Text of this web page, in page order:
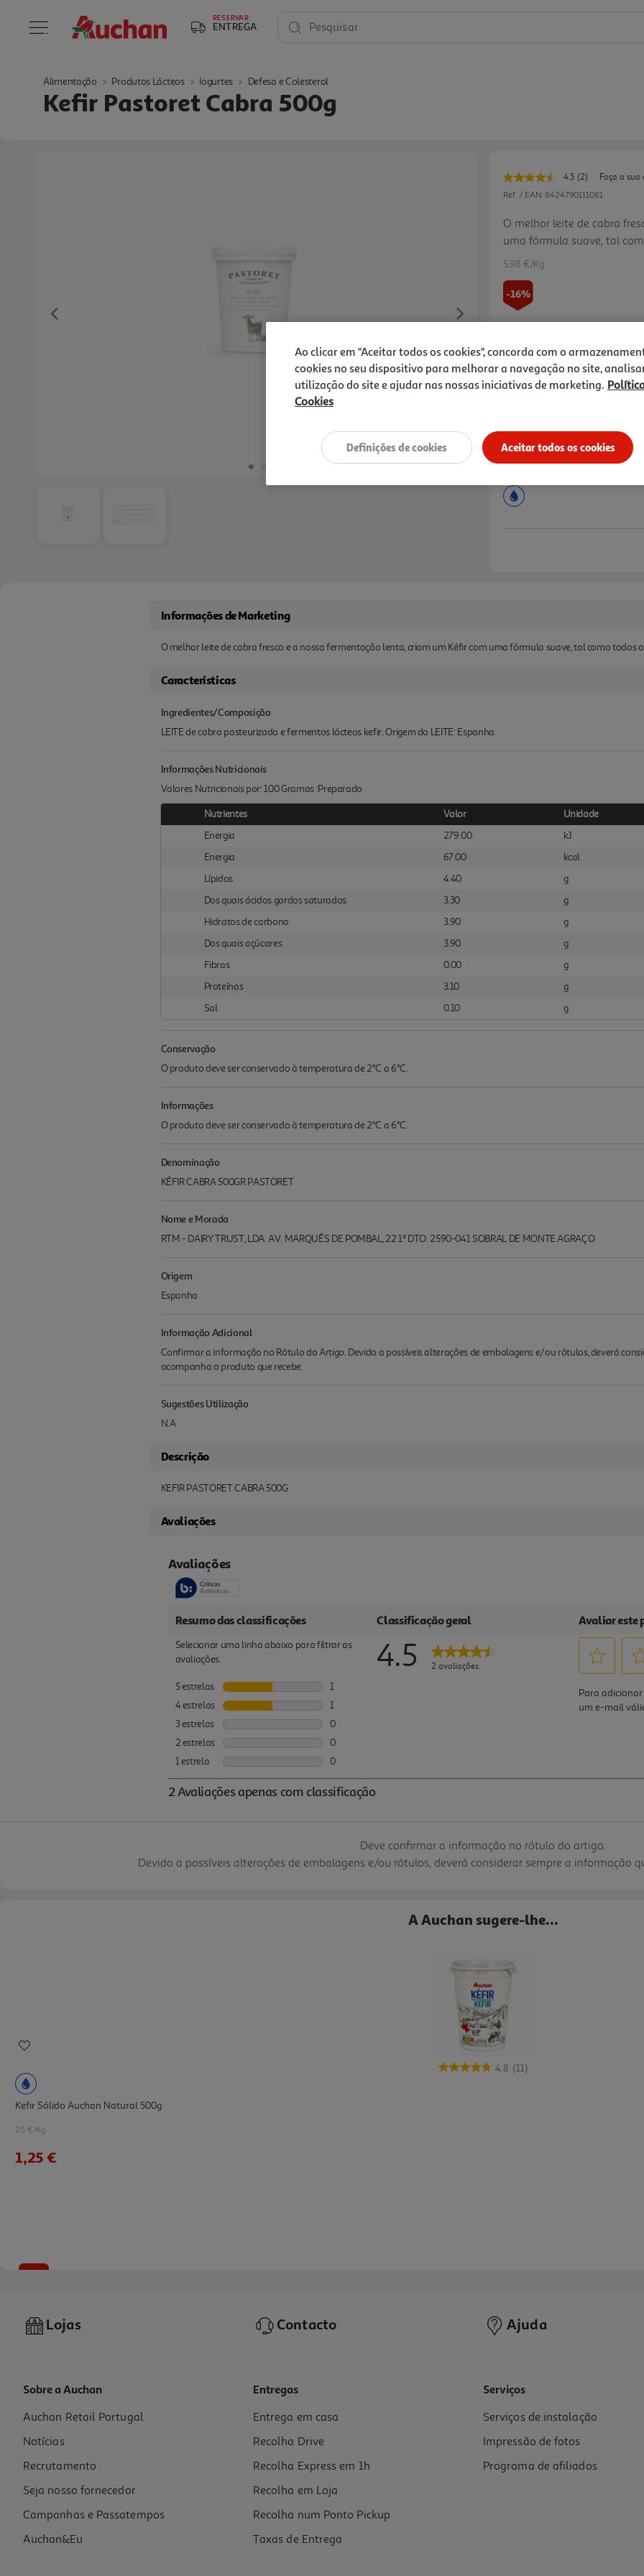
RESERVAR
ENTREGA Pesquisar
Alimentação Produtos Lácteos Iogurtes Defesa e Colesterol
Kefir Pastoret Cabra 500g
Previous Next
4.5 Leu
2
Link
para
a
(2)
Faça a sua
Ref. / EAN: 8424790111081
O melhor leite de cabra
uma fórmula suave, tal
5.98 €/Kg
-16%
Price reduced from
to
2,99 €
de 5/8/2026 a 18/8/2026
Notas de preparação
Informações de Marketing
O melhor leite de cabra fresco e a nossa fermentação lenta, criam um Kéfir com uma fórmula suave, tal como todos
Características
Ingredientes/Composição
LEITE de cabra pasteurizado e fermentos lácteos kefir. Origem do LEITE: Espanha.
Informações Nutricionais
Valores Nutricionais por: 100 Gramas :Preparado
Nutrientes Valor
Unidade
Energia
279.00
kJ
Energia
67.00
kcal
Lípidos
4.40
g
Dos quais ácidos gordos saturados
3.30
g
Hidratos de carbono
3.90
g
Dos quais açúcares
3.90
g
Fibras
0.00
g
Proteínas
3.10
g
Sal
0.10 g
Conservação
O produto deve ser conservado à temperatura de 2°C a 6°C.
Informações
O produto deve ser conservado à temperatura de 2°C a 6°C.
Denominação
KÉFIR CABRA 500GR PASTORET
Nome e Morada
RTM - DAIRY TRUST, LDA. AV. MARQUÊS DE POMBAL, 22 1º DTO. 2590-041 SOBRAL DE MONTE AGRAÇO
Origem
Espanha
Informação Adicional
Confirmar a informação no Rótulo do Artigo. Devido a possíveis alterações de embalagens e/ou rótulos, deverá
acompanha o produto que recebe.
Sugestões Utilização
N.A
Descrição
KEFIR PASTORET CABRA 500G
Avaliações
Deve confirmar a informação no rótulo do artigo.
Devido a possíveis alterações de embalagens e/ou rótulos, deverá considerar sempre a informação
A Auchan sugere-lhe...
4.8 (11)
Kefir Sólido Auchan Natural 500g
2.5 €/Kg
1,25 €
Kefir Nestlé Natural 150g
7.27 €/Kg
1,09 €
Lojas Contacto Ajuda
Sobre a Auchan
Auchan Retail Portugal
Notícias
Recrutamento
Seja nosso fornecedor
Campanhas e Passatempos
Auchan&Eu
Entregas
Entrega em casa
Recolha Drive
Recolha Express em 1h
Recolha em Loja
Recolha num Ponto Pickup
Taxas de Entrega
Serviços
Serviços de instalação
Impressão de fotos
Programa de afiliados
Ao clicar em "Aceitar todos os cookies", concorda com o
cookies no seu dispositivo para melhorar a navegação no site,
utilização do site e ajudar nas nossas iniciativas de marketing.
Cookies
Aceitar todos os cookies
Definições de cookies